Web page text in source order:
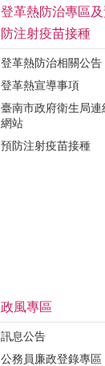
登革熱防治專區
防注射疫苗接種
登革熱防治相關公告
登革熱宣導事項
臺南市政府衛生局連
網站
預防注射疫苗接種
政風專區
訊息公告
公務員廉政登錄專區